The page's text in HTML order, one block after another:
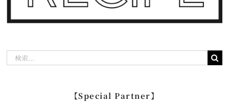
【Special Partner】